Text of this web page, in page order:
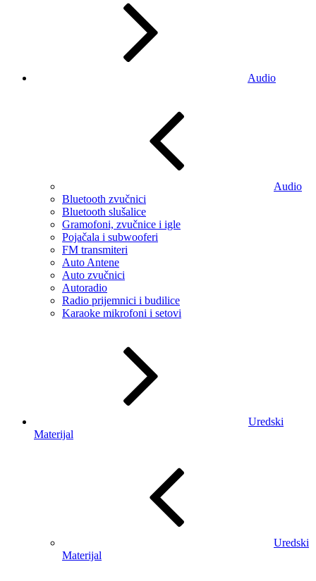
Audio
Audio
Bluetooth zvučnici
Bluetooth slušalice
Gramofoni, zvučnice i igle
Pojačala i subwooferi
FM transmiteri
Auto Antene
Auto zvučnici
Autoradio
Radio prijemnici i budilice
Karaoke mikrofoni i setovi
Uredski
Materijal
Uredski
Materijal